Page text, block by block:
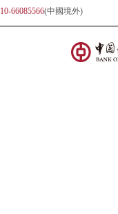
66085566(中國境外)